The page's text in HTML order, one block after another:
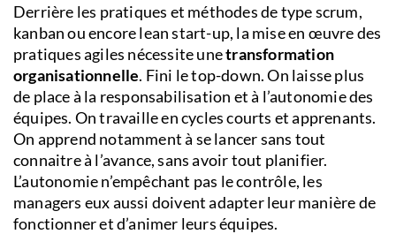
Derrière les pratiques et méthodes de type scrum,
kanban ou encore lean start-up, la mise en œuvre des
pratiques agiles nécessite unetransformation
organisationnelle. Fini le top-down. On laisse plus
de place à la responsabilisation et à l’autonomie des
équipes. On travaille en cycles courts et apprenants.
On apprend notamment à se lancer sans tout
connaitre à l’avance, sans avoir tout planifier.
L’autonomie n’empêchant pas le contrôle, les
managers eux aussi doivent adapter leur manière de
fonctionner et d’animer leurs équipes.